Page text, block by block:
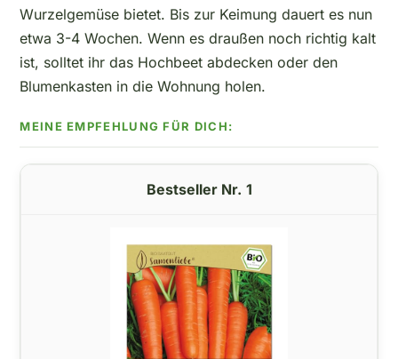
Wurzelgemüse bietet. Bis zur Keimung dauert es nun
etwa 3-4 Wochen. Wenn es draußen noch richtig kalt
ist, solltet ihr das Hochbeet abdecken oder den
Blumenkasten in die Wohnung holen.
1